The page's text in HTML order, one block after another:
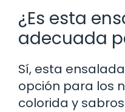
¿Es esta
adecuada
Sí, esta
opción para los
colorida y